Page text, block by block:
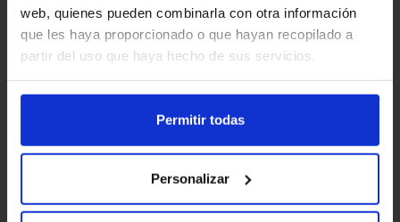
web, quienes pueden combinarla con otra información
que les haya proporcionado o que hayan recopilado a
partir del uso que haya hecho de sus servicios.
Permitir todas
Personalizar